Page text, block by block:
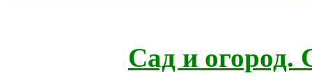
Сад и огород.